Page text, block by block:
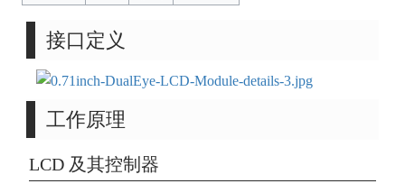
接口定义
工作原理
LCD 及其控制器